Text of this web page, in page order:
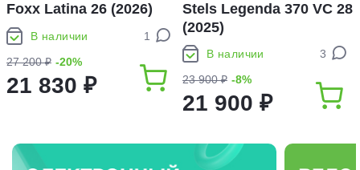
Foxx Latina 26 (2026)
В наличии
1
27 200 ₽ -20%
21 830 ₽
Stels Legenda 370 VC 28
(2025)
В наличии
3
23 900 ₽ -8%
21 900 ₽